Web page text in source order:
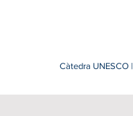
Càtedra UNESCO |